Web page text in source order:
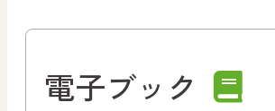
電子ブック